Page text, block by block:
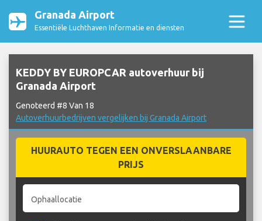
Granada Airport
Essentiële Luchthaven Informatie en diensten
KEDDY BY EUROPCAR autoverhuur bij
Granada Airport
Genoteerd #8 Van 18
Autoverhuurbedrijven vergelijken bij Granada Airport
HUURAUTO TEGEN EEN ONVERSLAANBARE
PRIJS
Ophaallocatie